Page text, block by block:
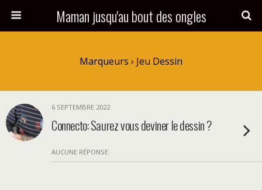
Maman jusqu'au bout des ongles
Marqueurs › Jeu Dessin
6 SEPTEMBRE 2022
Connecto: Saurez vous deviner le dessin ?
AUCUNE RÉPONSE